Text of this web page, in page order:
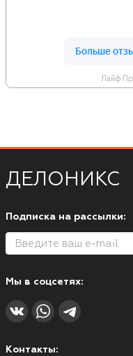
Лайф
ДЕЛОНИКС
Подписка на рассылки:
Мы в соцсетях:
Контакты: